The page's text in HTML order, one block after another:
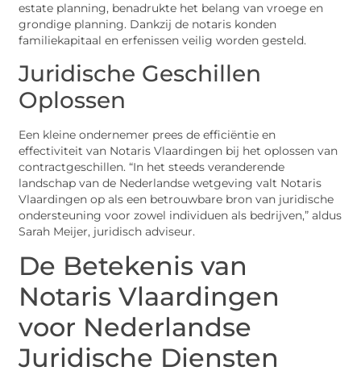
estate planning, benadrukte het belang van vroege en
grondige planning. Dankzij de notaris konden
familiekapitaal en erfenissen veilig worden gesteld.
Juridische Geschillen
Oplossen
Een kleine ondernemer prees de efficiëntie en
effectiviteit van Notaris Vlaardingen bij het oplossen van
contractgeschillen. “In het steeds veranderende
landschap van de Nederlandse wetgeving valt Notaris
Vlaardingen op als een betrouwbare bron van juridische
ondersteuning voor zowel individuen als bedrijven,” aldus
Sarah Meijer, juridisch adviseur.
De Betekenis van
Notaris Vlaardingen
voor Nederlandse
Juridische Diensten